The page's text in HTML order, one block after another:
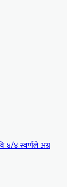
४/४ स्वर्णले अग्र